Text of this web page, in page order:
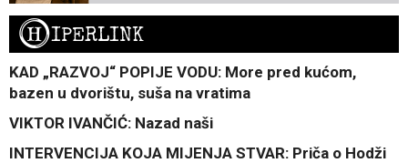
HIPERLINK
KAD „RAZVOJ“ POPIJE VODU: More pred kućom,
bazen u dvorištu, suša na vratima
VIKTOR IVANČIĆ: Nazad naši
INTERVENCIJA KOJA MIJENJA STVAR: Priča o Hodži